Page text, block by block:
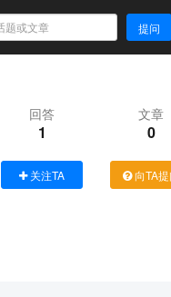
提问
回答
1
文章
0
关注TA 向TA提